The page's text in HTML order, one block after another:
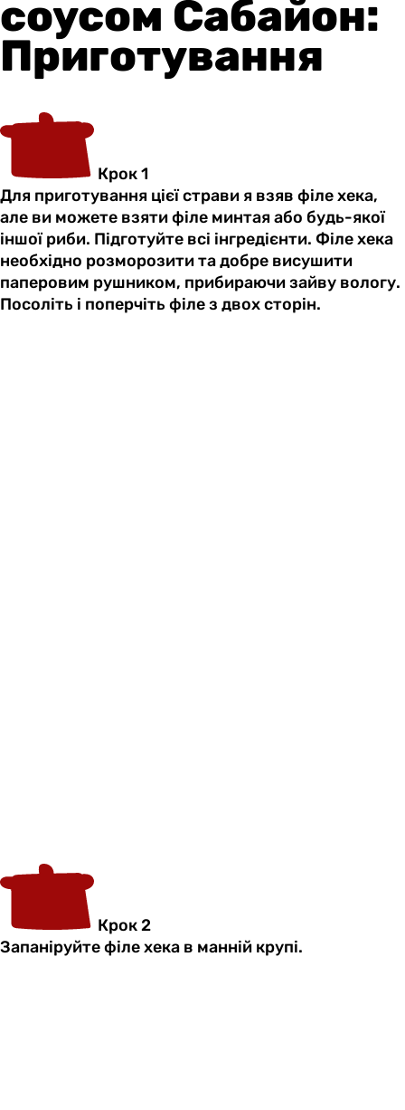
соусом Сабайон:
Приготування
Крок 1
Для приготування цієї страви я взяв філе хека,
але ви можете взяти філе минтая або будь-якої
іншої риби. Підготуйте всі інгредієнти. Філе хека
необхідно розморозити та добре висушити
паперовим рушником, прибираючи зайву вологу.
Посоліть і поперчіть філе з двох сторін.
Крок 2
Запаніруйте філе хека в манній крупі.